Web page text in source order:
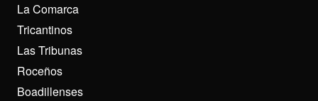
La Comarca
Tricantinos
Las Tribunas
Roceños
Boadillenses